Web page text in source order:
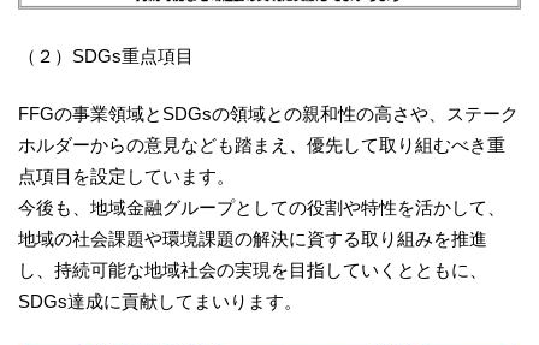
（２）SDGs重点項目
FFGの事業領域とSDGsの領域との親和性の高さや、ステーク
ホルダーからの意見なども踏まえ、優先して取り組むべき重
点項目を設定しています。
今後も、地域金融グループとしての役割や特性を活かして、
地域の社会課題や環境課題の解決に資する取り組みを推進
し、持続可能な地域社会の実現を目指していくとともに、
SDGs達成に貢献してまいります。